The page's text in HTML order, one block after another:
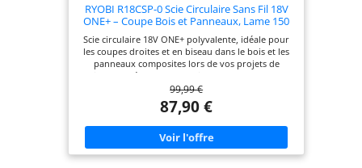
RYOBI R18CSP-0 Scie Circulaire Sans Fil 18V
ONE+ – Coupe Bois et Panneaux, Lame 150
mm, Réglage Profondeur & Biseau 0-50°,
Ergonomique – Sans Batterie ni Chargeur
Scie circulaire 18V ONE+ polyvalente, idéale pour
les coupes droites et en biseau dans le bois et les
panneaux composites lors de vos projets de
bricolage. Réglage sans outil de la profondeur et
de l’inclinaison (0–50°) pour s’adapter rapidement
à chaque application et réaliser des coupes
précises. Lame Ø150 mm de haute qualité
assurant des coupes nettes et rapides, avec une
profondeur maximale de 45 mm à 90°. Confort et
sécurité optimisés grâce aux poignées GripZone, à
la protection de lame avec levier et à
99,99 €
87,90 €